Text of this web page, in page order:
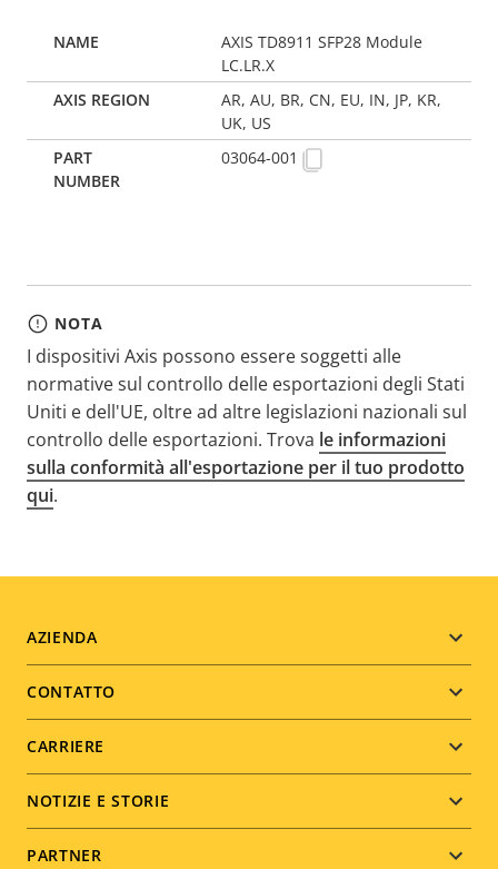
AXIS TD8911 SFP28 Module
LC.LR.X
AR, AU, BR, CN, EU, IN, JP, KR,
UK, US
03064-001
NOTA
I dispositivi Axis possono essere soggetti alle
normative sul controllo delle esportazioni degli Stati
Uniti e dell'UE, oltre ad altre legislazioni nazionali sul
controllo delle esportazioni. Trova le informazioni
sulla conformità all'esportazione per il tuo prodotto
qui.
Footer
menu
AZIENDA
CONTATTO
CARRIERE
NOTIZIE E STORIE
PARTNER